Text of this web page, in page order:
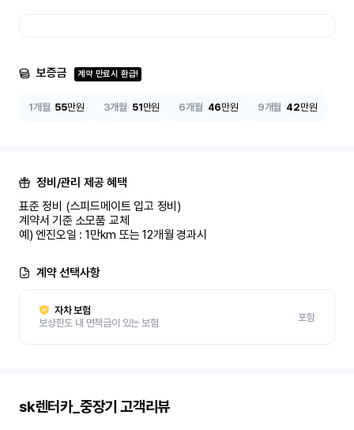
보증금 계약 만료시 환급!
1개월 55만원 3개월 51만원 6개월 46만원 9개월 42만원
정비/관리 제공 혜택
표준 정비 (스피드메이트 입고 정비)
계약서 기준 소모품 교체
예) 엔진오일 : 1만km 또는 12개월 경과시
계약 선택사항
자차 보험
보상한도 내 면책금이 있는 보험
포함
sk렌터카_중장기 고객리뷰